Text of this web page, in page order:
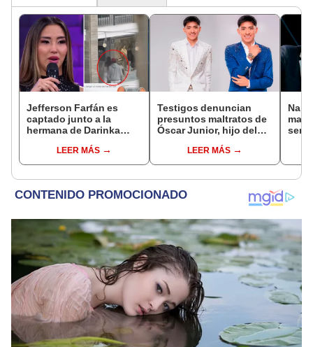
Jefferson Farfán es
captado junto a la
hermana de Darinka
Kanashiro trabajaba: “Él
tiene sus…”
LEER MÁS
Testigos denuncian
presuntos maltratos de
Óscar Junior, hijo del
"Humilla a los demás"
LEER MÁS